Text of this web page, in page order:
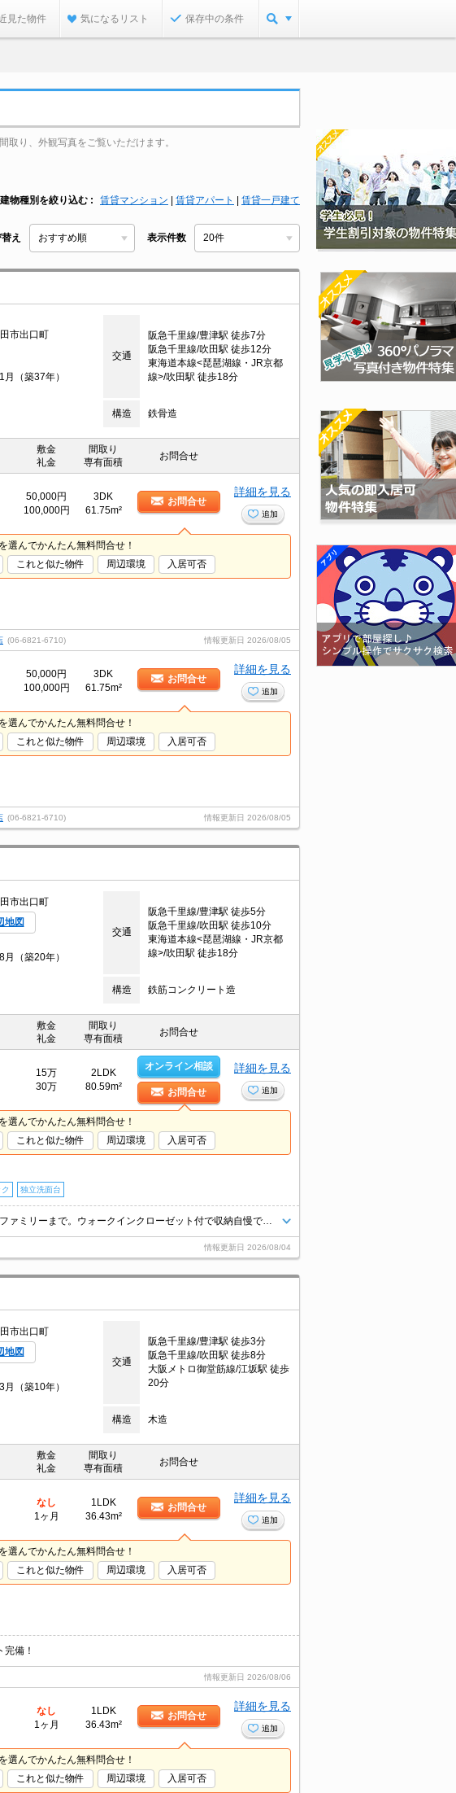
見た物件 気になるリスト 保存中の条件
取り、外観写真をご覧いただけます。
建物種別を絞り込む 賃貸マンション 賃貸アパート 賃貸一戸建て
え 表示件数
市出口町
交通
阪急千里線/豊津駅 徒歩7分
阪急千里線/吹田駅 徒歩12分
東海道本線<琵琶湖線・JR京都
線>/吹田駅 徒歩18分
月（築37年）
構造 鉄骨造
敷金
礼金
間取り
専有面積
お問合せ
50,000円
100,000円
3DK
61.75m²
お問合せ
詳細を見る
追加
選んでかんたん無料問合せ！
これと似た物件 周辺環境 入居可否
(06-6821-6710) 情報更新日 2026/08/05
50,000円
100,000円
3DK
61.75m²
お問合せ
詳細を見る
追加
選んでかんたん無料問合せ！
これと似た物件 周辺環境 入居可否
(06-6821-6710) 情報更新日 2026/08/05
市出口町
地図
交通
阪急千里線/豊津駅 徒歩5分
阪急千里線/吹田駅 徒歩10分
東海道本線<琵琶湖線・JR京都
線>/吹田駅 徒歩18分
（築20年）
構造 鉄筋コンクリート造
敷金
礼金
間取り
専有面積
お問合せ
15万
30万
2LDK
80.59m²
オンライン相談
お問合せ
詳細を見る
追加
選んでかんたん無料問合せ！
これと似た物件 周辺環境 入居可否
独立洗面台
情報更新日 2026/08/04
市出口町
地図
交通
阪急千里線/豊津駅 徒歩3分
阪急千里線/吹田駅 徒歩8分
大阪メトロ御堂筋線/江坂駅 徒歩
20分
（築10年）
構造 木造
敷金
礼金
間取り
専有面積
お問合せ
なし
1ヶ月
1LDK
36.43m²
お問合せ
詳細を見る
追加
選んでかんたん無料問合せ！
これと似た物件 周辺環境 入居可否
備！
情報更新日 2026/08/06
なし
1ヶ月
1LDK
36.43m²
お問合せ
詳細を見る
追加
選んでかんたん無料問合せ！
これと似た物件 周辺環境 入居可否